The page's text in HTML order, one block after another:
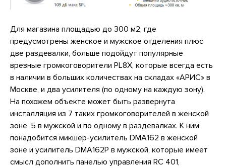
Для магазина площадью до 300 м2, где
предусмотрены женское и мужское отделения плюс
две раздевалки, больше подойдут популярные
врезные громкоговорители PL8X, которые всегда есть
в наличии в больших количествах на складах «АРИС» в
Москве, и два усилителя (по одному на каждую зону).
На похожем объекте может быть развернута
инсталляция из 7 таких громкоговорителей в женской
зоне, 5 в мужской и по одному в раздевалках. К ним
понадобится микшер-усилитель DMA162 в женской
зоне и усилитель DMA162P в мужской, которые имеет
смысл дополнить панелью управления RC 401,